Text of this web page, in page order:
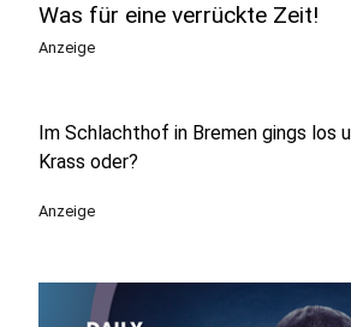
Was für eine verrückte Zeit!
Anzeige
Im Schlachthof in Bremen gings los
Krass oder?
Anzeige